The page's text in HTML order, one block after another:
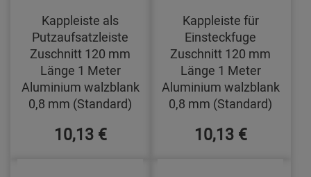
Kappleiste als
Putzaufsatzleiste
Zuschnitt 120 mm
Länge 1 Meter
Aluminium walzblank
0,8 mm (Standard)
10,13 €
Kappleiste für
Einsteckfuge
Zuschnitt 120 mm
Länge 1 Meter
Aluminium walzblank
0,8 mm (Standard)
10,13 €